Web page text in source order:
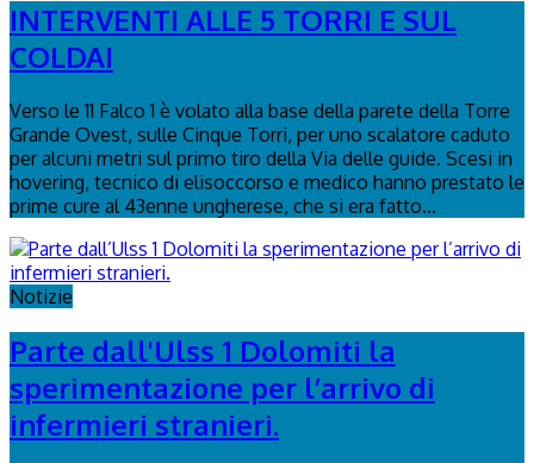
INTERVENTI ALLE 5 TORRI E SUL
COLDAI
Verso le 11 Falco 1 è volato alla base della parete della Torre
Grande Ovest, sulle Cinque Torri, per uno scalatore caduto
per alcuni metri sul primo tiro della Via delle guide. Scesi in
hovering, tecnico di elisoccorso e medico hanno prestato le
prime cure al 43enne ungherese, che si era fatto...
Notizie
Parte dall'Ulss 1 Dolomiti la
sperimentazione per l’arrivo di
infermieri stranieri.